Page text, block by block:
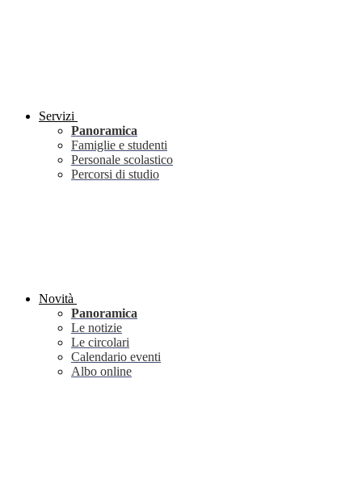
Servizi
Panoramica
Famiglie e studenti
Personale scolastico
Percorsi di studio
Novità
Panoramica
Le notizie
Le circolari
Calendario eventi
Albo online